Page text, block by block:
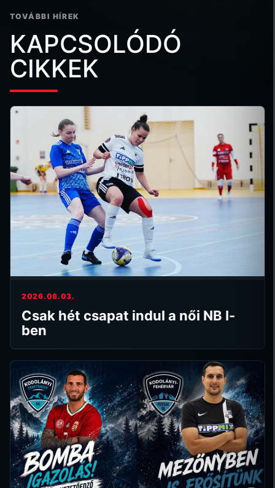
TOVÁBBI HÍREK
KAPCSOLÓDÓ
CIKKEK
2026.08.03.
Csak hét csapat indul a női NB I-
ben